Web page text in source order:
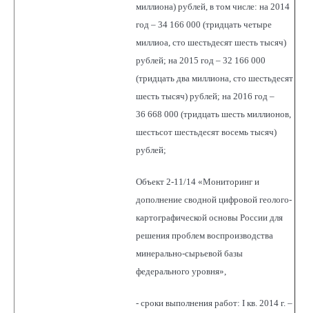
миллиона) рублей, в том числе: на 2014
год – 34 166 000 (тридцать четыре
миллиоа, сто шестьдесят шесть тысяч)
рублей; на 2015 год – 32 166 000
(тридцать два миллиона, сто шестьдесят
шесть тысяч) рублей; на 2016 год –
36 668 000 (тридцать шесть миллионов,
шестьсот шестьдесят восемь тысяч)
рублей;
Объект 2-11/14 «Мониторинг и
дополнение сводной цифровой геолого-
картографической основы России для
решения проблем воспроизводства
минерально-сырьевой базы
федерального уровня»,
- сроки выполнения работ: I кв. 2014 г. –